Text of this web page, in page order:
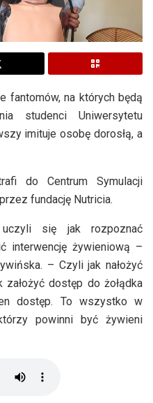
fantomów, na których będą
studenci Uniwersytetu
imituje osobę dorosłą, a
do Centrum Symulacji
fundację Nutricia.
się jak rozpoznać
interwencję żywieniową –
– Czyli jak nałożyć
założyć dostęp do żołądka
dostęp. To wszystko w
powinni być żywieni